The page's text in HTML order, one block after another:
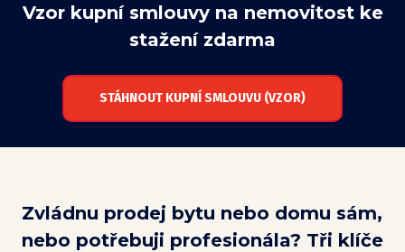
Vzor kupní smlouvy na nemovitost ke
stažení zdarma
STÁHNOUT KUPNÍ SMLOUVU (VZOR)
Zvládnu prodej bytu nebo domu sám,
nebo potřebuji profesionála? Tři klíče